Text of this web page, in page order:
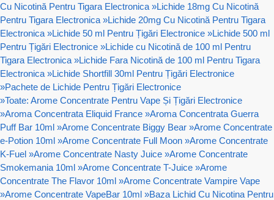
Cu Nicotină Pentru Tigara Electronica »Lichide 18mg Cu Nicotină
Pentru Tigara Electronica »Lichide 20mg Cu Nicotină Pentru Tigara
Electronica »Lichide 50 ml Pentru Țigări Electronice »Lichide 500 ml
Pentru Țigări Electronice »Lichide cu Nicotină de 100 ml Pentru
Tigara Electronica »Lichide Fara Nicotină de 100 ml Pentru Tigara
Electronica »Lichide Shortfill 30ml Pentru Țigări Electronice
»Pachete de Lichide Pentru Țigări Electronice
»Toate: Arome Concentrate Pentru Vape Și Țigări Electronice
»Aroma Concentrata Eliquid France »Aroma Concentrata Guerra
Puff Bar 10ml »Arome Concentrate Biggy Bear »Arome Concentrate
e-Potion 10ml »Arome Concentrate Full Moon »Arome Concentrate
K-Fuel »Arome Concentrate Nasty Juice »Arome Concentrate
Smokemania 10ml »Arome Concentrate T-Juice »Arome
Concentrate The Flavor 10ml »Arome Concentrate Vampire Vape
»Arome Concentrate VapeBar 10ml »Baza Lichid Cu Nicotina Pentru